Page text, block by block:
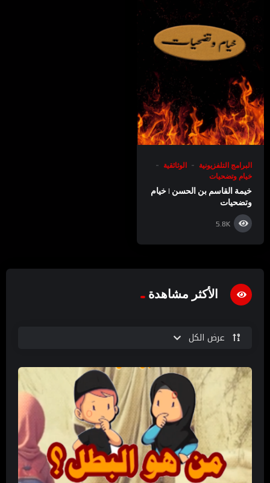
البرامج التلفزيونية
الوثائقية
خيام وتضحيات
خيمة القاسم بن الحسن | خيام
وتضحيات
5.8K
الأكثر مشاهدة
عرض الكل